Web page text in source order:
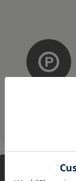
そのほ